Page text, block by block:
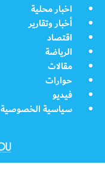
اخبار محلية
أخبار وتقارير
اقتصاد
الرياضة
مقالات
حوارات
فيديو
سياسية الخصوصية